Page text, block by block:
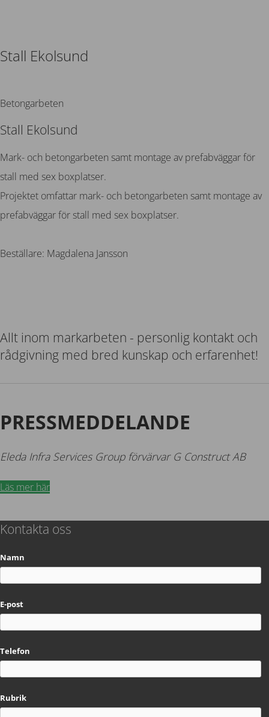
Stall Ekolsund
Betongarbeten
Stall Ekolsund
Mark- och betongarbeten samt montage av prefabväggar för
stall med sex boxplatser.
Projektet omfattar mark- och betongarbeten samt montage av
prefabväggar för stall med sex boxplatser.
Beställare: Magdalena Jansson
Allt inom markarbeten - personlig kontakt och
rådgivning med bred kunskap och erfarenhet!
PRESSMEDDELANDE
Eleda Infra Services Group förvärvar G Construct AB
Läs mer här
Kontakta oss
Namn
E-post
Telefon
Rubrik